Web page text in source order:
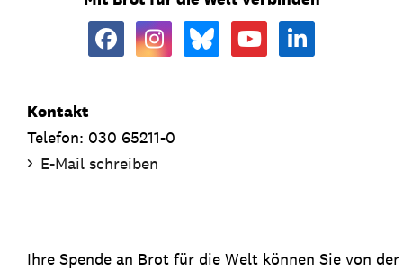
Kontakt
Telefon: 030 65211-0
E-Mail schreiben
Ihre Spende an Brot für die Welt können Sie von